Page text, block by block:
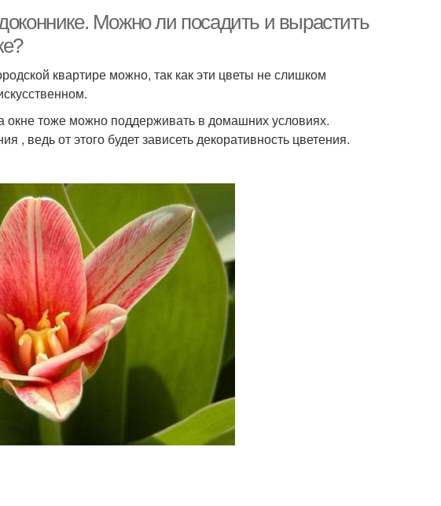
Можно ли посадить и вырастить
квартире можно, так как эти цветы не слишком
тоже можно поддерживать в домашних условиях.
ведь от этого будет зависеть декоративность цветения.